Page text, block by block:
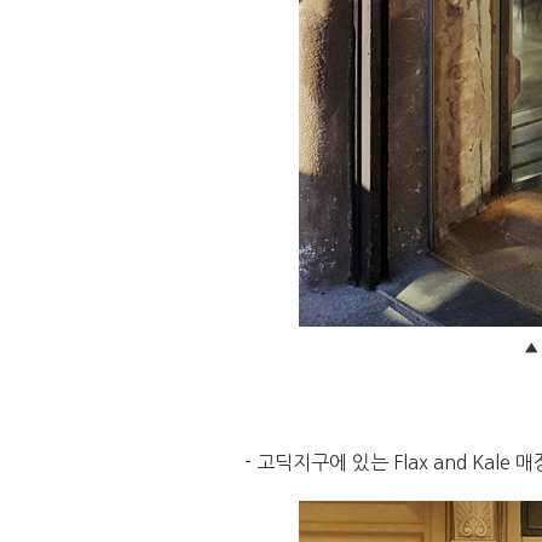
▲
- 고딕지구에 있는 Flax and Kale 매